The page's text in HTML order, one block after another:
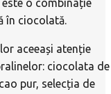
o combinație
în ciocolată.
aceeași atenție
ciocolata de
pur, selecția de